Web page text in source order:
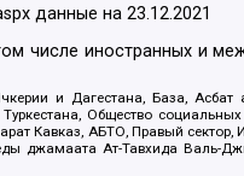
данные на23.12.2021
числе иностранных и
и Дагестана, База, Асбат
Общество
Кавказ, АБТО, Правый
джамаата Ат-Тавхида Валь-